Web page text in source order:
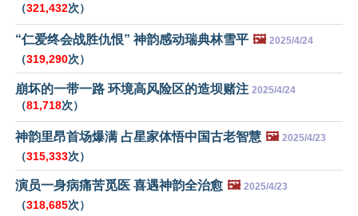
（321,432次）
“仁爱终会战胜仇恨” 神韵感动瑞典林雪平 🖼️ 2025/4/24
（319,290次）
崩坏的一带一路 环境高风险区的造坝赌注 2025/4/24
（81,718次）
神韵里昂首场爆满 占星家体悟中国古老智慧 🖼️ 2025/4/23
（315,333次）
演员一身病痛苦觅医 喜遇神韵全治愈 🖼️ 2025/4/23
（318,685次）